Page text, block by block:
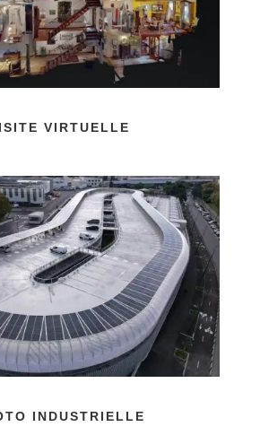
VIRTUELLE
INDUSTRIELLE